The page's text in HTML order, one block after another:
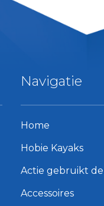
Navigatie
Home
Hobie Kayaks
Actie gebruikt
Accessoires